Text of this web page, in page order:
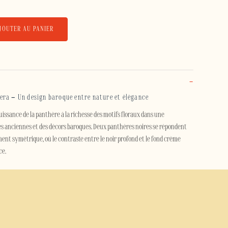
AU PANIER
– Un design baroque entre nature et élégance
de la panthère à la richesse des motifs floraux dans une
anciennes et des décors baroques. Deux panthères noires se répondent
symétrique, où le contraste entre le noir profond et le fond crème